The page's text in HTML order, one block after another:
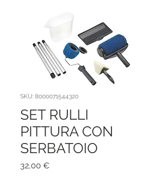
SKU: 8000071544320
SET RULLI
PITTURA CON
SERBATOIO
32,00 €